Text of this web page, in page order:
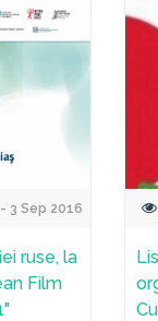
3 Sep 2016
ruse, la
Film